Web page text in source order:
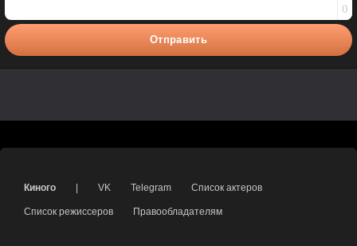
0
Отправить
Киного | VK Telegram Список актеров
Список режиссеров Правообладателям